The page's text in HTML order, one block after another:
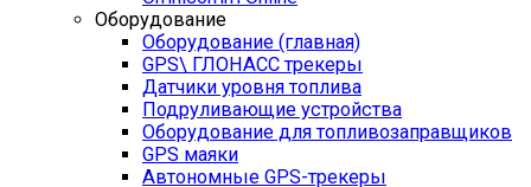
Оборудование
Оборудование (главная)
GPS\ ГЛОНАСС трекеры
Датчики уровня топлива
Подруливающие устройства
Оборудование для топливозаправщиков
GPS маяки
Автономные GPS-трекеры